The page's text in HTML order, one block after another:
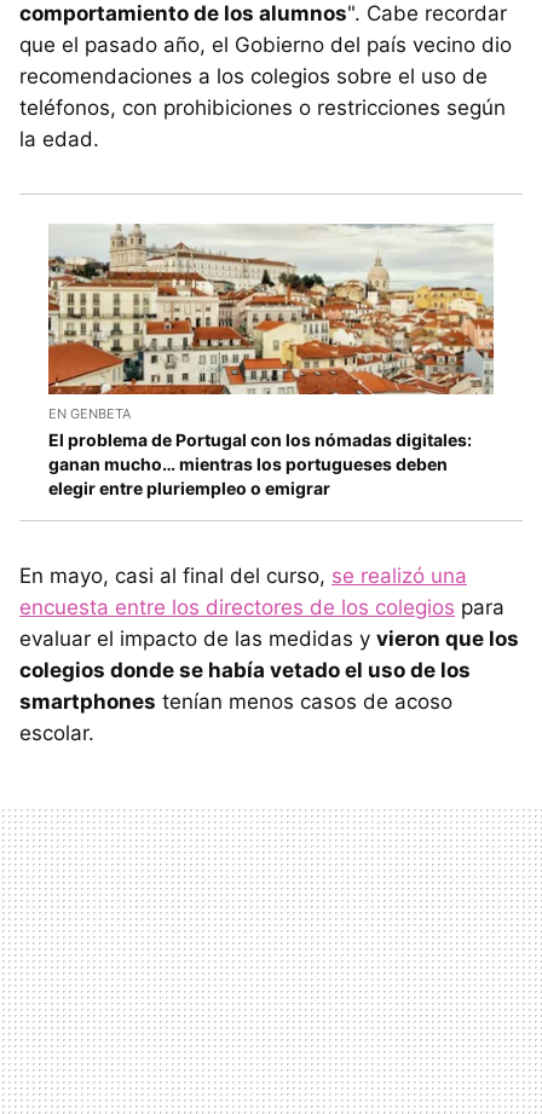
comportamiento de los alumnos". Cabe recordar
que el pasado año, el Gobierno del país vecino dio
recomendaciones a los colegios sobre el uso de
teléfonos, con prohibiciones o restricciones según
la edad.
EN GENBETA
El problema de Portugal con los nómadas digitales:
ganan mucho… mientras los portugueses deben
elegir entre pluriempleo o emigrar
En mayo, casi al final del curso, se realizó una
encuesta entre los directores de los colegios para
evaluar el impacto de las medidas y vieron que los
colegios donde se había vetado el uso de los
smartphones tenían menos casos de acoso
escolar.